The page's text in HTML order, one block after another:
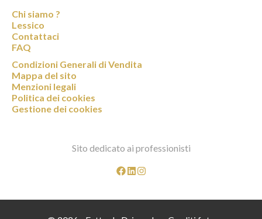
Chi siamo ?
Lessico
Contattaci
FAQ
Condizioni Generali di Vendita
Mappa del sito
Menzioni legali
Politica dei cookies
Gestione dei cookies
Sito dedicato ai professionisti